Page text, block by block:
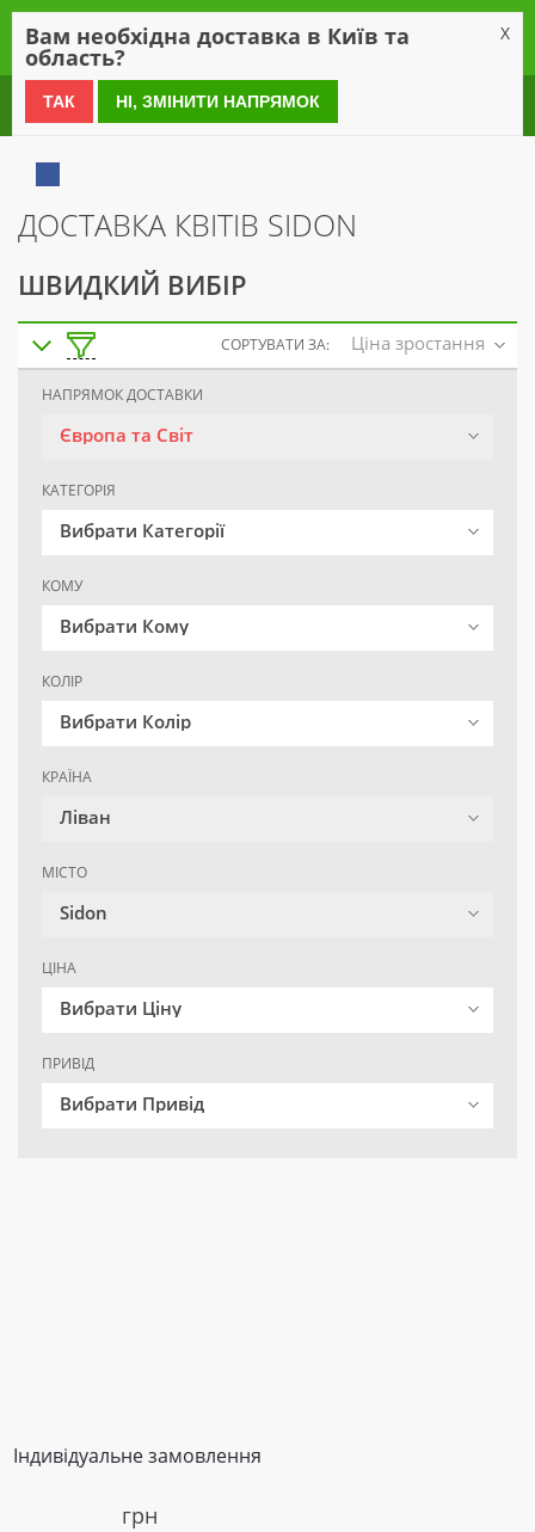
0 800 21 54 55
ДОСТАВКА КВІТІВ SIDON
ШВИДКИЙ ВИБІР
СОРТУВАТИ ЗА: Ціна зростання
НАПРЯМОК ДОСТАВКИ
Європа та Світ
КАТЕГОРІЯ
Вибрати Категорії
КОМУ
Вибрати Кому
КОЛІР
Вибрати Колір
КРАЇНА
Ліван
МІСТО
Sidon
ЦІНА
Вибрати Ціну
ПРИВІД
Вибрати Привід
Індивідуальне замовлення
грн
Вам необхідна доставка в Київ та
область?
X
ТАК НІ, ЗМІНИТИ НАПРЯМОК